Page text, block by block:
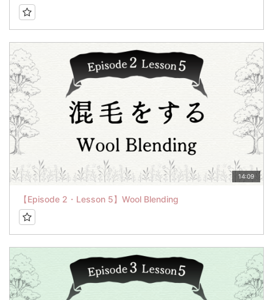
14:09
【Episode 2・Lesson 5】Wool Blending